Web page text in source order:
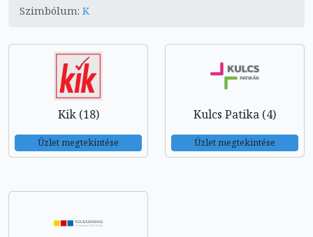
Szimbólum: K
Kik (18)
Üzlet megtekintése
Kulcs Patika (4)
Üzlet megtekintése